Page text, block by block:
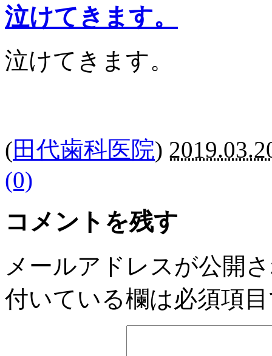
泣けてきます。
泣けてきます。
(田代歯科医院)
(0)
コメントを残す
メールアドレスが公開
付いている欄は必須項